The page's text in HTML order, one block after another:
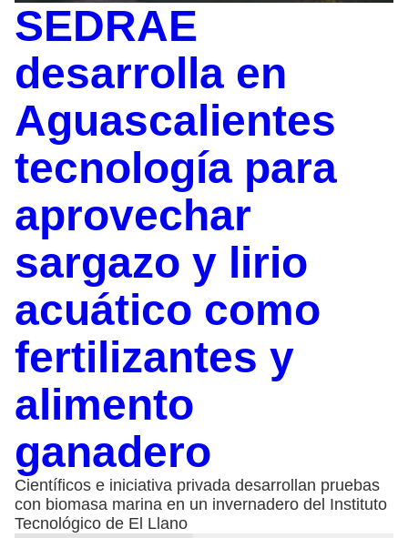
SEDRAE
desarrolla en
Aguascalientes
tecnología para
aprovechar
sargazo y lirio
acuático como
fertilizantes y
alimento
ganadero
Científicos e iniciativa privada desarrollan pruebas
con biomasa marina en un invernadero del Instituto
Tecnológico de El Llano